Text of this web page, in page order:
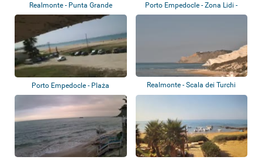
Realmonte - Punta Grande
Porto Empedocle - Zona Lidi -
B&B sul Ma...
Porto Empedocle - Plaża Realmonte - Scala dei Turchi